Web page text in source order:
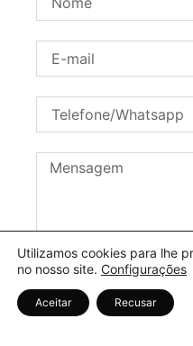
Utilizamos cookies para lhe
no nosso site. Configurações
Aceitar Recusar